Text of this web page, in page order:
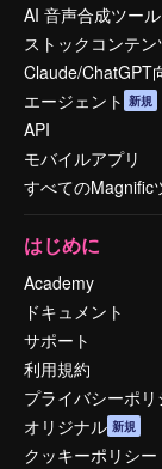
AI 音声合成ツール
ストックコンテン
Claude/ChatGPT
エージェント 新規
API
モバイルアプリ
すべてのMagnific
はじめに
Academy
ドキュメント
サポート
利用規約
プライバシーポリ
オリジナル 新規
クッキーポリシー